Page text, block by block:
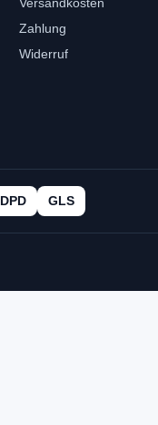
Zahlung
Widerruf
DPD GLS